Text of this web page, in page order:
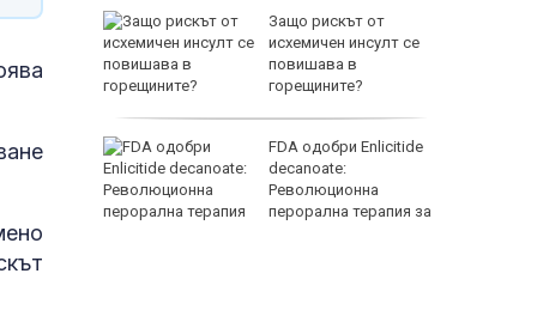
Защо рискът от
исхемичен инсулт се
повишава в
горещините?
FDA одобри Еnlicitide
decanoate:
Революционна
перорална терапия за